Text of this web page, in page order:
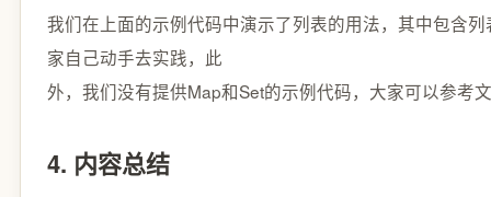
我们在上面的示例代码中演示了列表的用法，其中包含
家自己动手去实践，此
外，我们没有提供Map和Set的示例代码，大家可以参考
4. 内容总结